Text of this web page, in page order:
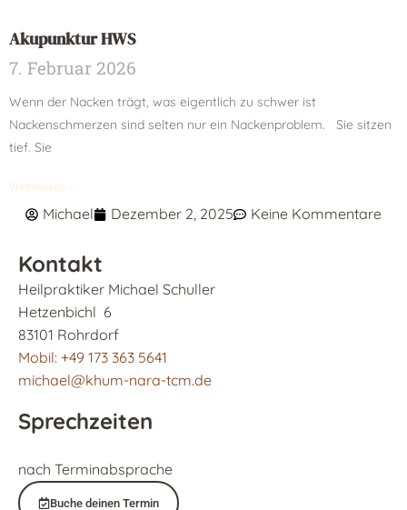
Akupunktur HWS
7. Februar 2026
Wenn der Nacken trägt, was eigentlich zu schwer ist
Nackenschmerzen sind selten nur ein Nackenproblem. Sie sitzen
tief. Sie
Weiterlesen »
Michael Dezember 2, 2025 Keine Kommentare
Kontakt
Heilpraktiker Michael Schuller
Hetzenbichl 6
83101 Rohrdorf
Mobil: +49 173 363 5641
michael@khum-nara-tcm.de
Sprechzeiten
nach Terminabsprache
Buche deinen Termin